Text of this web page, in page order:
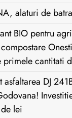
alaturi de
BIO pentru
primele cantitati
DJ
lei